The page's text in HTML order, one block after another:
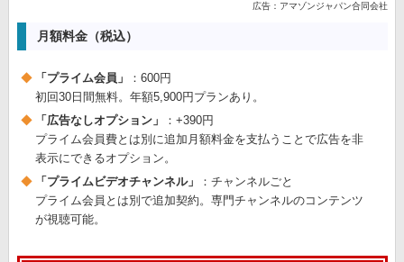
広告：アマゾンジャパン合同会社
月額料金（税込）
「プライム会員」
：600円
初回30日間無料。年額5,900円プランあり。
「広告なしオプション」
：+390円
プライム会員費とは別に追加月額料金を支払うことで広告を非
表示にできるオプション。
「プライムビデオチャンネル」
：チャンネルごと
プライム会員とは別で追加契約。専門チャンネルのコンテンツ
が視聴可能。